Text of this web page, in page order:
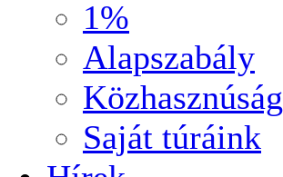
1%
Alapszabály
Közhasznúság
Saját túráink